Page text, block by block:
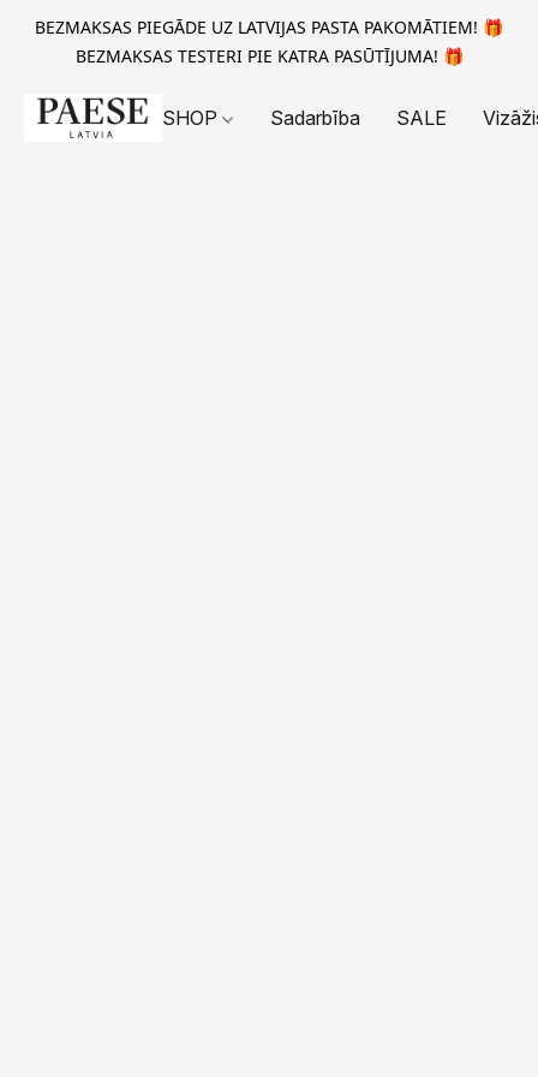
BEZMAKSAS PIEGĀDE UZ LATVIJAS PASTA PAKOMĀTIEM! 🎁
BEZMAKSAS TESTERI PIE KATRA PASŪTĪJUMA! 🎁
SHOP Sadarbība SALE